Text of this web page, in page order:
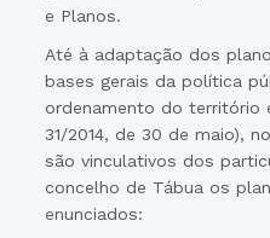
e Planos.
Até à adaptação dos
bases gerais da política
ordenamento do território
31/2014, de 30 de maio),
são vinculativos dos
concelho de Tábua os
enunciados: